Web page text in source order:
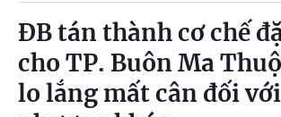
ĐB tán thành cơ chế
cho TP. Buôn Ma
lo lắng mất cân đối